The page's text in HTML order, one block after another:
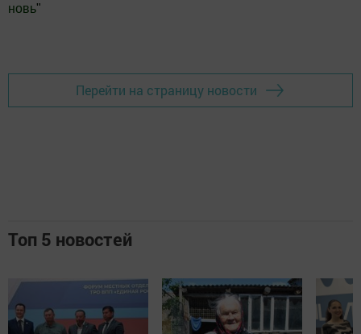
новь"
Перейти на страницу новости
Топ 5 новостей